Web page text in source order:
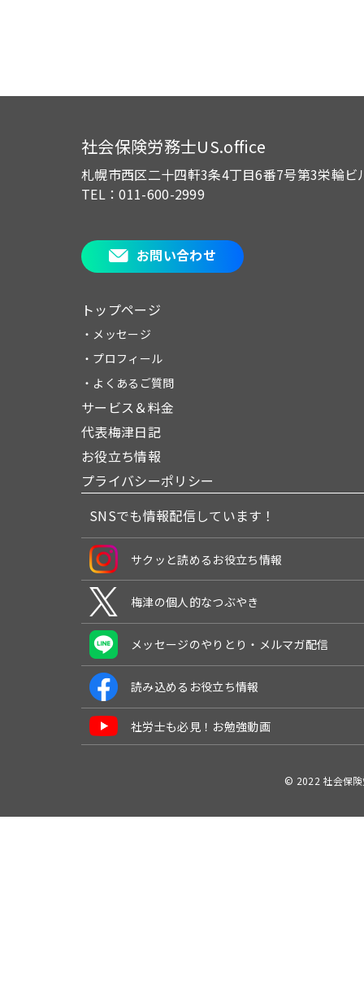
社会保険労務士US.office
札幌市西区二十四軒3条4丁目6番7号第3栄輪ビ
TEL：011-600-2999
お問い合わせ
トップページ
・メッセージ
・プロフィール
・よくあるご質問
サービス＆料金
代表梅津日記
お役立ち情報
プライバシーポリシー
SNSでも情報配信しています！
サクッと読めるお役立ち情報
梅津の個人的なつぶやき
メッセージのやりとり・メルマガ配信
読み込めるお役立ち情報
社労士も必見！お勉強動画
© 2022 社会保